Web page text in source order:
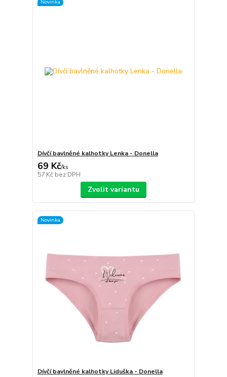
Novinka
Dívčí bavlněné kalhotky Lenka - Donella
69 Kč/ks
57 Kč bez DPH
Zvolit variantu
Novinka
Dívčí bavlněné kalhotky Liduška - Donella